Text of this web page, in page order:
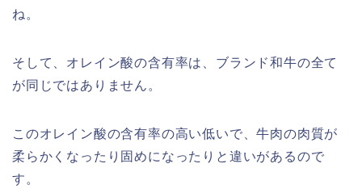
ね。
そして、オレイン酸の含有率は、ブランド和牛の全て
が同じではありません。
このオレイン酸の含有率の高い低いで、牛肉の肉質が
柔らかくなったり固めになったりと違いがあるので
す。